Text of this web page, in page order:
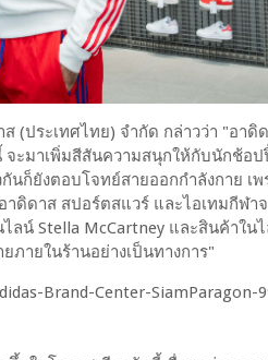
(ประเทศไทย) จำกัด กล่าวว่า "อาดิ
จะมาเพิ่มสีสันความสนุกให้กับนักช้อ
ก็ยังตอบโจทย์สายออกกำลังกาย เพ
ดิดาส สปอร์ตสแวร์ และไอเทมกีฬา
น์ Stella McCartney และสินค้าใน
ภายในร้านอย่างเป็นทางการ"